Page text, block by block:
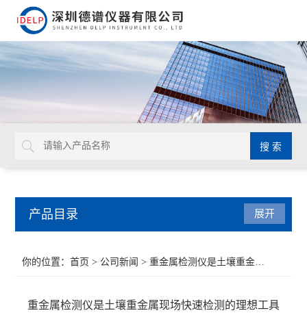
产品目录 展开
你的位置：首页 > 公司新闻 > 重金属检测仪是土壤重金属现场快速检测的理想工具
重金属检测仪是土壤重金属现场快速检测的理想工具